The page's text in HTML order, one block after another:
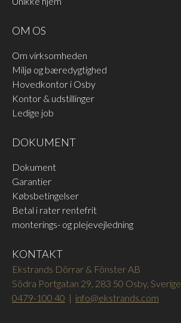
OM OS
Om virksomheden
Miljø og bæredygtighed
Hovedkontor i Osby
Kontor & udstillinger
Ledige job
DOKUMENT
Dokument
Garantier
Købsbetingelser
Betal i rater rentefrit
monterings- og plejevejledning
KONTAKT
Ekstrands Dörrar & Fönster AB
Södra Portgatan 29, 283 50 Osby, Sverige
0479-100 40 | info@ekstrands.com